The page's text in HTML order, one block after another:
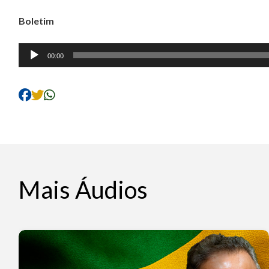
Boletim
Tocador
de
00:00
Mais Áudios